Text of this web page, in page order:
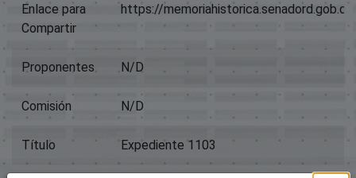
Enlace para
Compartir
https://
Proponentes N/D
Comisión N/D
Título Expediente 1103